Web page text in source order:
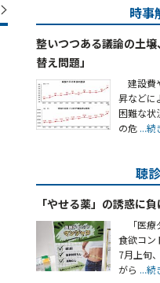
時事
整いつつある議論の土
替え問題」
建設費
昇などに
困難な状
の危 ...続
聴
「やせる薬」の誘惑に
「医療
食欲コン
7月上旬
がら ...続